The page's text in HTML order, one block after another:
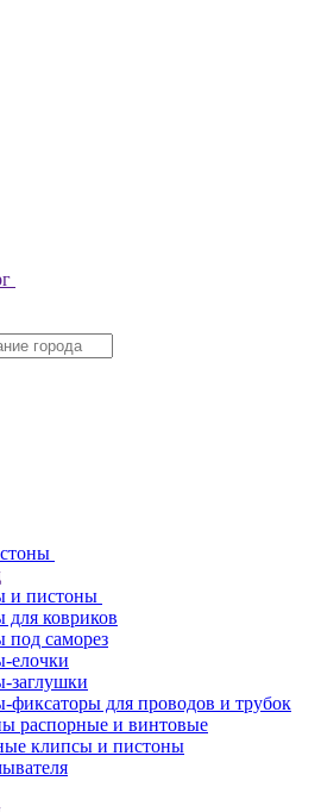
и пистоны
ковриков
под саморез
елочки
заглушки
фиксаторы для проводов и трубок
распорные и винтовые
клипсы и пистоны